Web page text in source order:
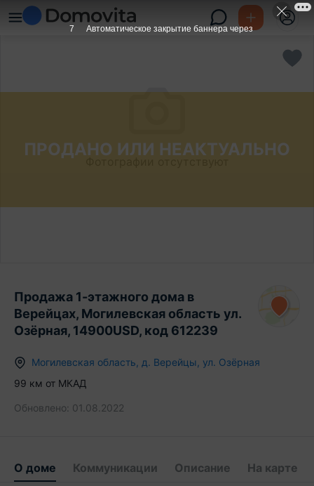
ПРОДАНО ИЛИ НЕАКТУАЛЬНО
Продажа 1-этажного дома в
Верейцах, Могилевская область ул.
Озёрная, 14900USD, код 612239
Могилевская область д. Верейцы ул. Озёрная
99 км от МКАД
Обновлено: 01.08.2022
О доме Коммуникации Описание На карте
6 Автоматическое закрытие баннера через